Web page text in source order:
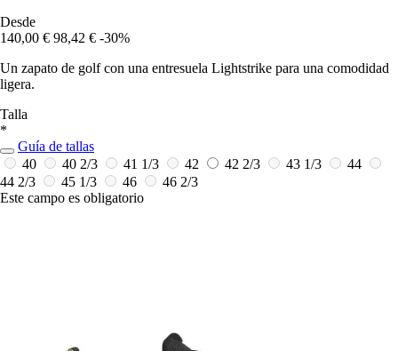
Desde
140,00 € 98,42 € -30%
Un zapato de golf con una entresuela Lightstrike para una comodidad
ligera.
Talla
*
Guía de tallas
40
40 2/3 41 1/3 42 42 2/3 43 1/3
44
44 2/3
45 1/3 46
46 2/3
Este campo es obligatorio